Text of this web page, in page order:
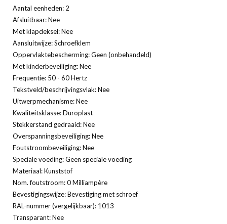
Aantal eenheden: 2
Afsluitbaar: Nee
Met klapdeksel: Nee
Aansluitwijze: Schroefklem
Oppervlaktebescherming: Geen (onbehandeld)
Met kinderbeveiliging: Nee
Frequentie: 50 - 60 Hertz
Tekstveld/beschrijvingsvlak: Nee
Uitwerpmechanisme: Nee
Kwaliteitsklasse: Duroplast
Stekkerstand gedraaid: Nee
Overspanningsbeveiliging: Nee
Foutstroombeveiliging: Nee
Speciale voeding: Geen speciale voeding
Materiaal: Kunststof
Nom. foutstroom: 0 Milliampère
Bevestigingswijze: Bevestiging met schroef
RAL-nummer (vergelijkbaar): 1013
Transparant: Nee